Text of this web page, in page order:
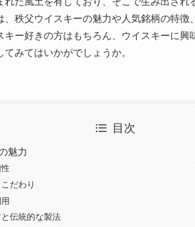
、秩父ウイスキーの魅力や人気銘柄の特徴
キー好きの方はもちろん、ウイスキーに
みてはいかがでしょうか。
目次
魅力
だわり
伝統的な製法